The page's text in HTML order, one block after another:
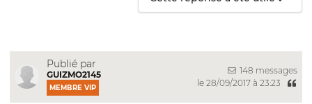
Publié par
GUIZMO2145
MEMBRE VIP
148 messages
le 28/09/2017 à 23:23